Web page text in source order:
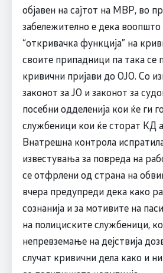
објавен на сајтот на МВР, во
забележително е дека
“откривачка функција” на
своите припадници па така се
кривични пријави до ОЈО. Со
законот за ЈО и законот за
посебни одделенија кои ќе ги
службеници кои ќе сторат КД
Внатрешна контрола
известувања за повреда на
се отфрлени од страна на
вчера предупреди дека како
сознанија и за мотивите на
на полициските службеници,
непревземање на дејствија
случат кривични дела како и